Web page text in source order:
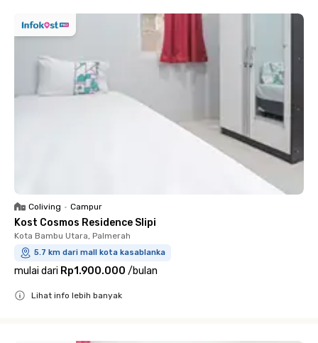
Coliving • Campur
Kost Cosmos Residence Slipi
Kota Bambu Utara, Palmerah
5.7 km dari mall kota kasablanka
mulai dari Rp1.900.000 /bulan
Lihat info lebih banyak